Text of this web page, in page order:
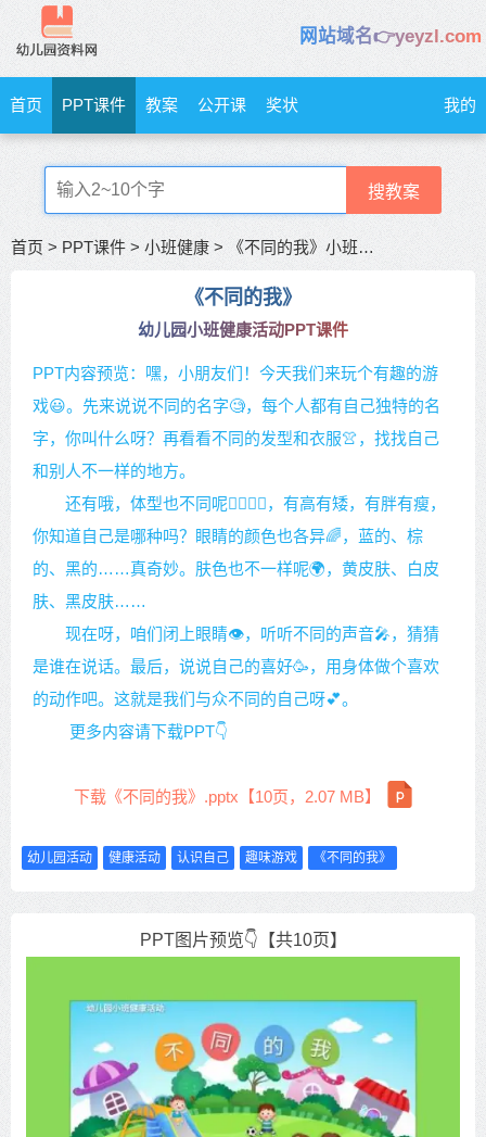
网站域名👉yeyzl.com
首页 PPT课件 教案 公开课 奖状 我的
搜教案
首页 > PPT课件 > 小班健康 > 《不同的我》小班健康活动
《不同的我》
幼儿园小班健康活动PPT课件
PPT内容预览：嘿，小朋友们！今天我们来玩个有趣的游
戏😃。先来说说不同的名字🧐，每个人都有自己独特的名
字，你叫什么呀？再看看不同的发型和衣服👚，找找自己
和别人不一样的地方。
还有哦，体型也不同呢🤸‍♂️🤸‍♀️，有高有矮，有胖有瘦，
你知道自己是哪种吗？眼睛的颜色也各异🌈，蓝的、棕
的、黑的……真奇妙。肤色也不一样呢🌍，黄皮肤、白皮
肤、黑皮肤……
现在呀，咱们闭上眼睛👁️，听听不同的声音🎤，猜猜
是谁在说话。最后，说说自己的喜好🥳，用身体做个喜欢
的动作吧。这就是我们与众不同的自己呀💕。
更多内容请下载PPT👇
下载《不同的我》.pptx【10页，2.07 MB】
幼儿园活动 健康活动 认识自己 趣味游戏 《不同的我》
PPT图片预览👇【共10页】